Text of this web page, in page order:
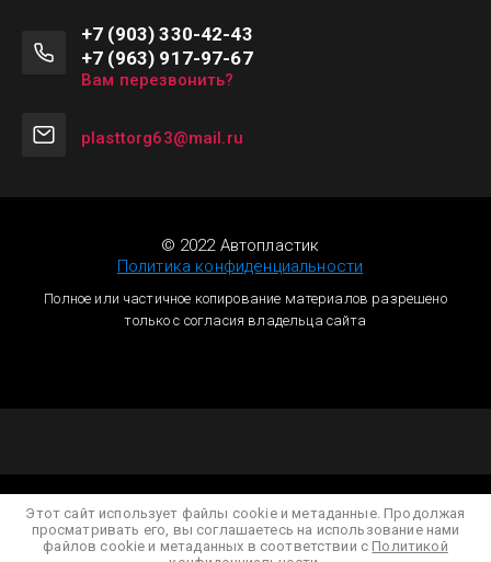
+7 (903) 330-42-43
+7 (963) 917-97-67
Вам перезвонить?
plasttorg63@mail.ru
© 2022 Автопластик
Политика конфиденциальности
Полное или частичное копирование материалов разрешено
только с согласия владельца сайта
Этот сайт использует файлы cookie и метаданные. Продолжая
просматривать его, вы соглашаетесь на использование нами
файлов cookie и метаданных в соответствии с Политикой